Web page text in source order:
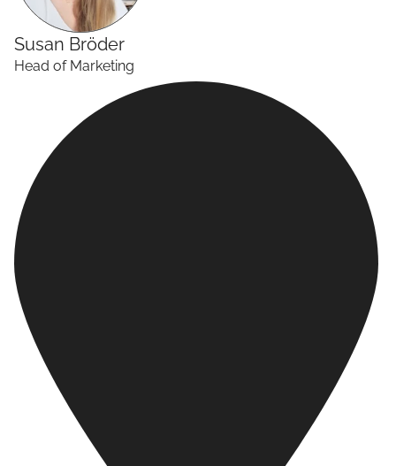
Susan Bröder
Head of Marketing